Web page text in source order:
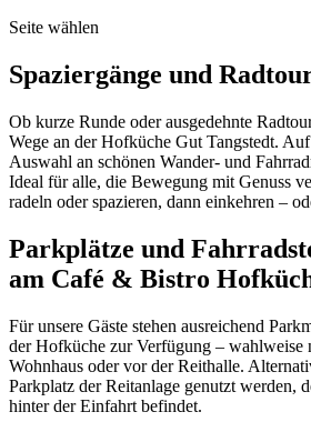
Seite wählen
Spaziergänge und
Ob kurze Runde oder ausgedehnte
Wege an der Hofküche Gut Tangstedt.
Auswahl an schönen Wander- und
Ideal für alle, die Bewegung mit Genuss
radeln oder spazieren, dann einkehren –
Parkplätze und
am Café & Bistro
Für unsere Gäste stehen ausreichend
der Hofküche zur Verfügung – wahlweise
Wohnhaus oder vor der Reithalle.
Parkplatz der Reitanlage genutzt werden,
hinter der Einfahrt befindet.